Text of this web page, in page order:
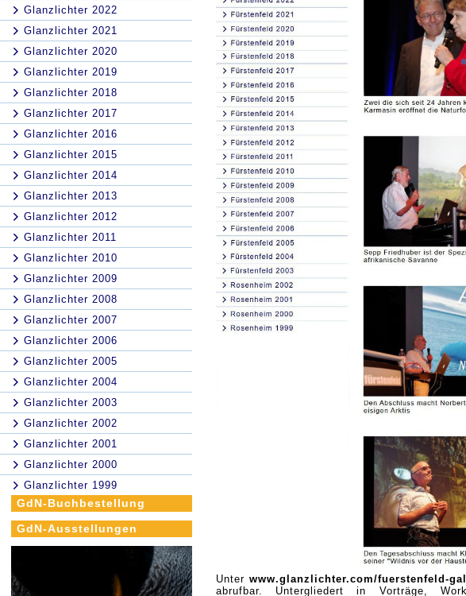
Glanzlichter 2022
Glanzlichter 2021
Glanzlichter 2020
Glanzlichter 2019
Glanzlichter 2018
Glanzlichter 2017
Glanzlichter 2016
Glanzlichter 2015
Glanzlichter 2014
Glanzlichter 2013
Glanzlichter 2012
Glanzlichter 2011
Glanzlichter 2010
Glanzlichter 2009
Glanzlichter 2008
Glanzlichter 2007
Glanzlichter 2006
Glanzlichter 2005
Glanzlichter 2004
Glanzlichter 2003
Glanzlichter 2002
Glanzlichter 2001
Glanzlichter 2000
Glanzlichter 1999
GdN-Buchbestellung
GdN-Ausstellungen
Unter www.glanzlichter.com/fuerstenfeld-
abrufbar. Untergliedert in Vorträge,